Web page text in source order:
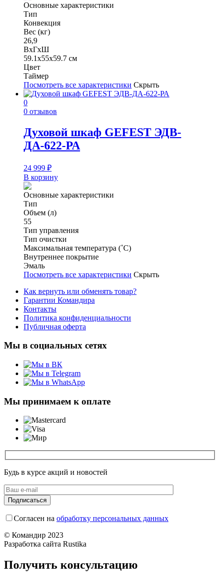
Основные характеристики
Тип
Конвекция
Вес (кг)
26,9
ВхГхШ
59.1х55х59.7 см
Цвет
Таймер
Посмотреть все характеристики Скрыть
0
0 отзывов
Духовой шкаф GEFEST ЭДВ-
ДА-622-РА
24 999 ₽
В корзину
Основные характеристики
Тип
Объем (л)
55
Тип управления
Тип очистки
Максимальная температура (˚С)
Внутреннее покрытие
Эмаль
Посмотреть все характеристики Скрыть
Как вернуть или обменять товар?
Гарантии Командира
Контакты
Политика конфиденциальности
Публичная оферта
Мы в социальных сетях
Мы принимаем к оплате
Будь в курсе акций и новостей
Согласен на обработку персональных данных
© Командир 2023
Разработка сайта Rustika
Получить консультацию